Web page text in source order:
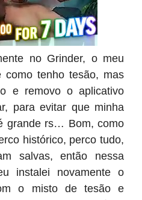
no Grinder, o meu
como tenho tesão, mas
e removo o aplicativo
para evitar que minha
grande rs… Bom, como
histórico, perco tudo,
salvas, então nessa
instalei novamente o
o misto de tesão e